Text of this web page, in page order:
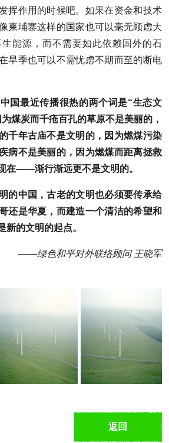
挥作用的时候吧。如果在资金和技术
柬埔寨这样的国家也可以毫无顾虑大
生能源 ，而不需要如此依赖国外的石
旱季也可以不需忧虑不期而至的断电
国最近传播很热的两个词是“生态文
煤炭而千疮百孔的草原不是美丽的，
千年古庙不是文明的，因为燃煤污染
病不是美丽的，因为燃煤而距离拯救
——渐行渐远更不是文明的。
的中国，古老的文明也必须要传承给
还是华夏，而建造一个清洁的希望和
新的文明的起点。
——绿色和平对外联络顾问 王晓军
返回